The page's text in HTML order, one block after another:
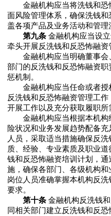
金融机构应当将洗钱和
面风险管理体系，确保洗钱
盖各项产品及业务活动和管理
第九条 金融机构应当设
牵头开展反洗钱和反恐怖融资
金融机构应当明确董事
部门的反洗钱和反恐怖融资
惩机制。
金融机构应当任命或者
反洗钱和反恐怖融资管理工
开展工作以及充分获取履职所
金融机构应当根据本机
险状况和业务发展趋势配备
人员，采取适当措施确保反
质、经验、专业素质及职业
钱和反恐怖融资培训计划，
施，确保各部门、各级机构
岗位人员准确掌握本机构反
要求。
第十条 金融机构反洗钱
同相关部门建立反洗钱和反恐